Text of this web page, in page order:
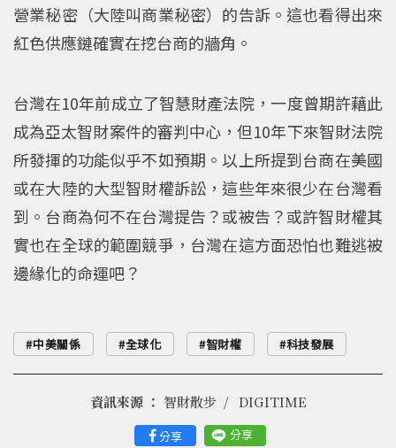
營業秘密（大陸叫商業秘密）的告訴。這也看得出來
紅色供應鏈確實在挖台商的牆角。
台灣在10年前成立了智慧財產法院，一度曾期許藉此
成為亞太智財案件的審判中心，但10年下來智財法院
所發揮的功能似乎不如預期。以上所提到台商在美國
或在大陸的大型智財權訴訟，這些年來很少在台灣看
到。台商為何不在台灣提告？或被告？或許智財權其
實也在全球的範圍競爭，台灣在這方面恐怕也難逃被
邊緣化的命運吧？
中美關係 全球化 智財權 科技發展
分享 分享
資訊來源 ： 智財散步 DIGITIME